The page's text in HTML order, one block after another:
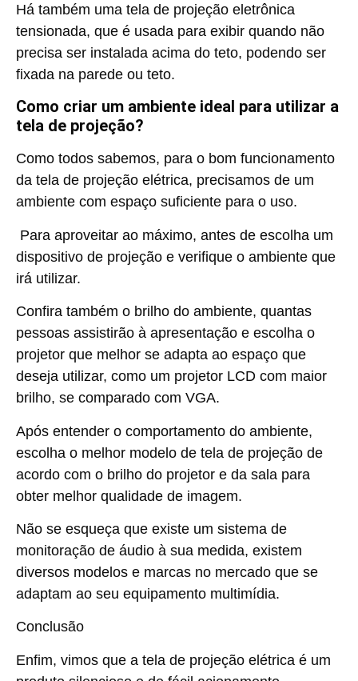
Há também uma tela de projeção eletrônica
tensionada, que é usada para exibir quando não
precisa ser instalada acima do teto, podendo ser
fixada na parede ou teto.
Como criar um ambiente ideal para utilizar a
tela de projeção?
Como todos sabemos, para o bom funcionamento
da tela de projeção elétrica, precisamos de um
ambiente com espaço suficiente para o uso.
Para aproveitar ao máximo, antes de escolha um
dispositivo de projeção e verifique o ambiente que
irá utilizar.
Confira também o brilho do ambiente, quantas
pessoas assistirão à apresentação e escolha o
projetor que melhor se adapta ao espaço que
deseja utilizar, como um projetor LCD com maior
brilho, se comparado com VGA.
Após entender o comportamento do ambiente,
escolha o melhor modelo de tela de projeção de
acordo com o brilho do projetor e da sala para
obter melhor qualidade de imagem.
Não se esqueça que existe um sistema de
monitoração de áudio à sua medida, existem
diversos modelos e marcas no mercado que se
adaptam ao seu equipamento multimídia.
Conclusão
Enfim, vimos que a tela de projeção elétrica é um